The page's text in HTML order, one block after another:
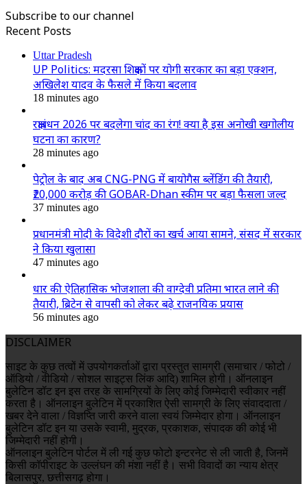
Subscribe to our channel
Recent Posts
Uttar Pradesh
UP Politics: मदरसा शिक्षकों पर योगी सरकार का बड़ा एक्शन,
अखिलेश यादव के फैसले में किया बदलाव
18 minutes ago
रक्षाबंधन 2026 पर बदलेगा चांद का रंग! क्या है इस अनोखी खगोलीय
घटना का कारण?
28 minutes ago
पेट्रोल के बाद अब CNG-PNG में बायोगैस ब्लेंडिंग की तैयारी,
₹20,000 करोड़ की GOBAR-Dhan स्कीम पर बड़ा फैसला जल्द
37 minutes ago
प्रधानमंत्री मोदी के विदेशी दौरों का खर्च आया सामने, संसद में सरकार
ने किया खुलासा
47 minutes ago
धार की ऐतिहासिक भोजशाला की वाग्देवी प्रतिमा भारत लाने की
तैयारी, ब्रिटेन से वापसी को लेकर बढ़े राजनयिक प्रयास
56 minutes ago
DISCLAIMER
साइट के कुछ तत्वों में उपयोगकर्ताओं द्वारा प्रस्तुत सामग्री (समाचार / फोटो /
ऑडियो / वीडियो / सोशल साइट्स लिंक आदि) शामिल होगी। ऑनलाइन
बुलेटिन डॉट इन इस तरह के सामग्रियों के लिए कोई जिम्मेदारी स्वीकार नहीं
करता है। ऑनलाइन बुलेटिन में प्रकाशित ऐसी सामग्री के लिए संवाददाता /
खबर देने वाला / विज्ञप्ति जारी करने वाला स्वयं जिम्मेदार होगा। ऑनलाइन
बुलेटिन डॉट इन या उसके स्वामी, मुद्रक, प्रकाशक, संपादक की कोई भी
जिम्मेदारी नहीं होगी।
ऑनलाइन बुलेटिन पोर्टल में ली गई कुछ फोटो इन्टरनेट से ली जाती है, जिनमें
किसी कॉपीराइट के उल्लंघन की मंशा नहीं है। सभी विवादों का न्याय क्षेत्र
बिलासपुर, छत्तीसगढ़ होगा।